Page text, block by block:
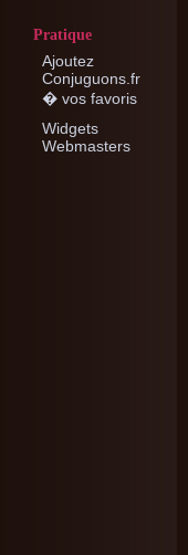
Pratique
Ajoutez
Conjuguons.fr
� vos favoris
Widgets
Webmasters